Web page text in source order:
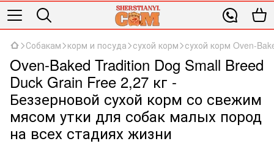
Собакам корм и посуда сухой корм сухой корм Oven-
Oven-Baked Tradition Dog Small Breed
Duck Grain Free 2,27 кг -
Беззерновой сухой корм со свежим
мясом утки для собак малых пород
на всех стадиях жизни